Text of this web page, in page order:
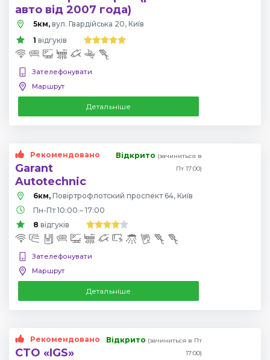
авто від 2007 года)
5км, вул. Гвардійська 20, Київ
1 відгуків
Зателефонувати
Маршрут
Детальніше
Рекомендовано
Garant
Autotechnic
Відкрито (зачиниться в
Пт 17:00)
6км,
Повіртрофлотский проспект 64, Київ
Пн-Пт 10:00 – 17:00
8 відгуків
Зателефонувати
Маршрут
Детальніше
Рекомендовано
СТО «IGS»
Відкрито (зачиниться в Пт
17:00)